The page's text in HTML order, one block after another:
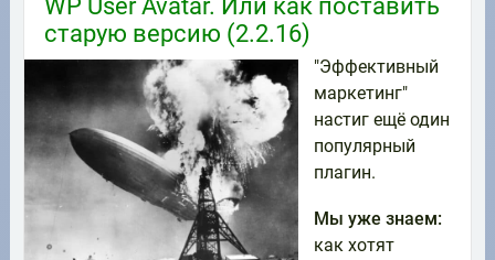
WP User Avatar. Или как поставить
старую версию (2.2.16)
"Эффективный
маркетинг"
настиг ещё один
популярный
плагин.
Мы уже знаем:
как хотят